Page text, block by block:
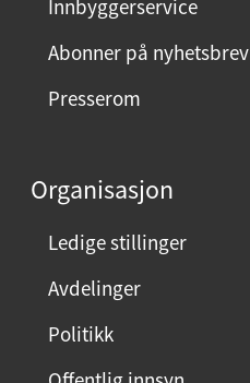
m
n
Innbyggerservice
Abonner på nyhetsbrev
Presserom
Organisasjon
Ledige stillinger
Avdelinger
Politikk